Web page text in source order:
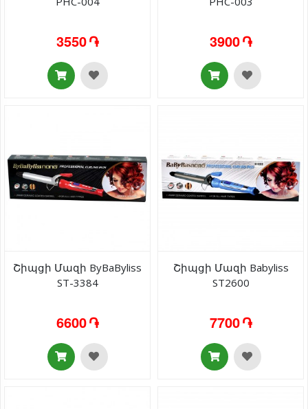
3550 ֏ 3900 ֏
Շիպցի Մազի ByBaByliss
ST-3384
6600 ֏
Շիպցի Մազի Babyliss
ST2600
7700 ֏